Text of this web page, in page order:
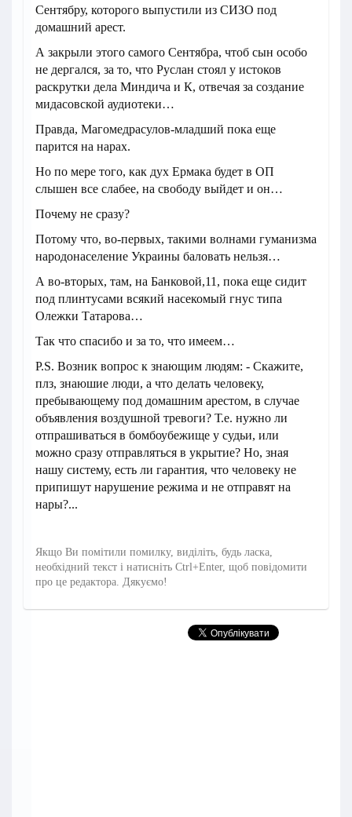
Сентябру, которого выпустили из СИЗО под
домашний арест.
А закрыли этого самого Сентябра, чтоб сын особо
не дергался, за то, что Руслан стоял у истоков
раскрутки дела Миндича и К, отвечая за создание
мидасовской аудиотеки…
Правда, Магомедрасулов-младший пока еще
парится на нарах.
Но по мере того, как дух Ермака будет в ОП
слышен все слабее, на свободу выйдет и он…
Почему не сразу?
Потому что, во-первых, такими волнами гуманизма
народонаселение Украины баловать нельзя…
А во-вторых, там, на Банковой,11, пока еще сидит
под плинтусами всякий насекомый гнус типа
Олежки Татарова…
Так что спасибо и за то, что имеем…
P.S. Возник вопрос к знающим людям: - Скажите,
плз, знаюшие люди, а что делать человеку,
пребывающему под домашним арестом, в случае
объявления воздушной тревоги? Т.е. нужно ли
отпрашиваться в бомбоубежище у судьи, или
можно сразу отправляться в укрытие? Но, зная
нашу систему, есть ли гарантия, что человеку не
припишут нарушение режима и не отправят на
нары?...
Якщо Ви помітили помилку, виділіть, будь ласка,
необхідний текст і натисніть Ctrl+Enter, щоб повідомити
про це редактора. Дякуємо!